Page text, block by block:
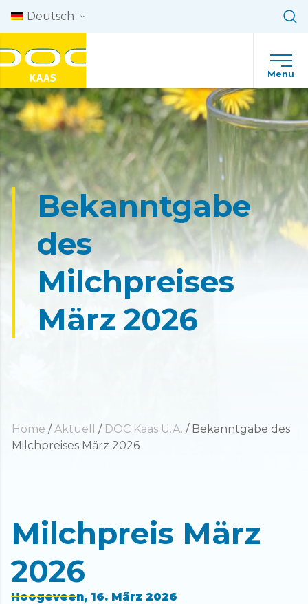
Deutsch
Menu
Bekanntgabe
des
Milchpreises
März 2026
Home /Aktuell / DOC Kaas U.A. / Bekanntgabe des
Milchpreises März 2026
Milchpreis März
2026
Hoogeveen, 16. März 2026